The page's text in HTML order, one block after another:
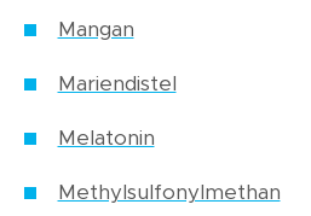
Mangan
Mariendistel
Melatonin
Methylsulfonylmethan